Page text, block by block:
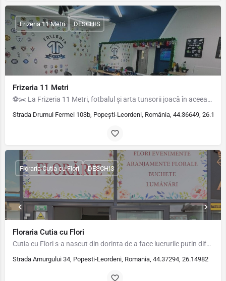
Frizeria 11 Metri
⚽✂️ La Frizeria 11 Metri, fotbalul și arta tunsorii joacă în aceeași echipă! Nu suntem doar o frizerie, ci…
Strada Drumul Fermei 103b, Popești-Leordeni, România, 44.36649,
Frizeria 11 Metri DESCHIS
Floraria Cutia cu Flori
Cutia cu Flori s-a nascut din dorinta de a face lucrurile putin diferit intr-un domeniu in care nu prea se…
Strada Amurgului 34, Popesti-Leordeni, Romania, 44.37294, 26.14982
Floraria Cutia cu Flori DESCHIS